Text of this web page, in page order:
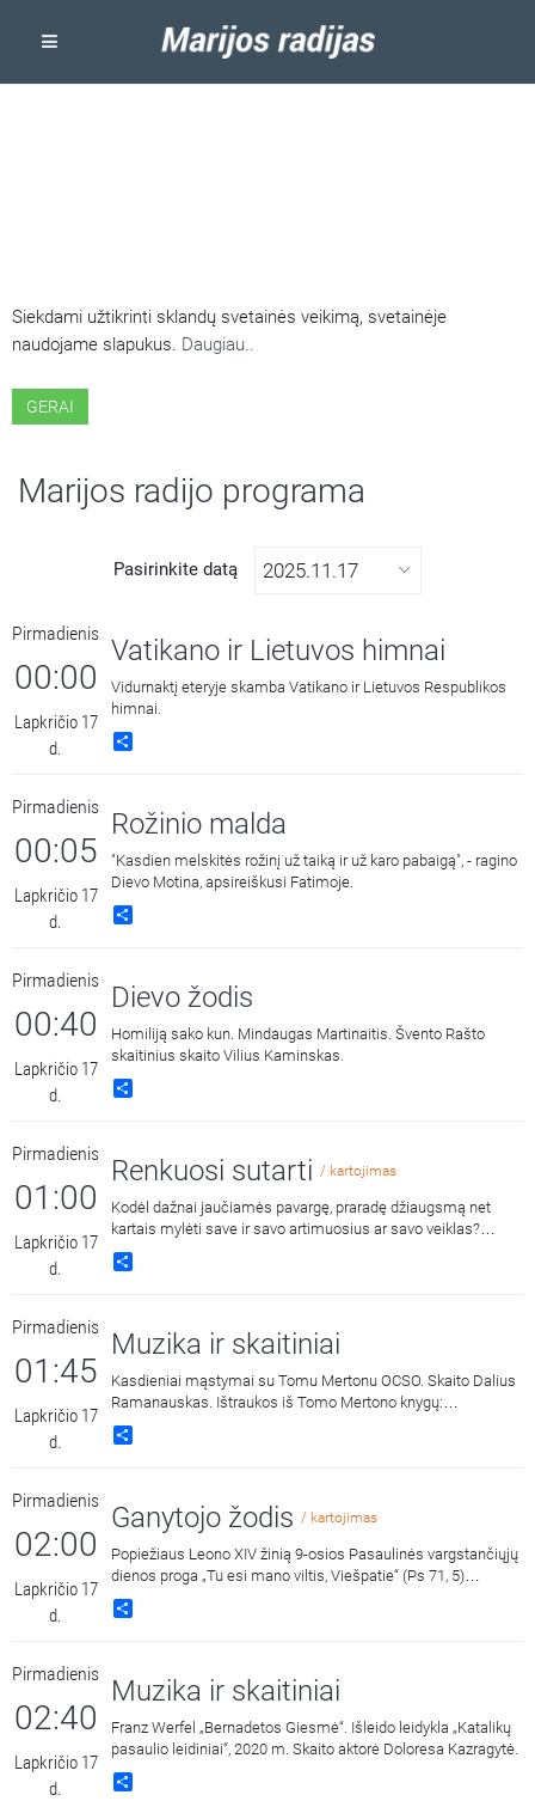
Siekdami užtikrinti sklandų svetainės veikimą, svetainėje
naudojame slapukus. Daugiau..
GERAI
Marijos radijo programa
Pasirinkite datą
Pirmadienis
00:00
Lapkričio 17
d.
Vatikano ir Lietuvos himnai
Vidurnaktį eteryje skamba Vatikano ir Lietuvos Respublikos
himnai.
Pirmadienis
00:05
Lapkričio 17
d.
Rožinio malda
"Kasdien melskitės rožinį už taiką ir už karo pabaigą", - ragino
Dievo Motina, apsireiškusi Fatimoje.
Pirmadienis
00:40
Lapkričio 17
d.
Dievo žodis
Homiliją sako kun. Mindaugas Martinaitis. Švento Rašto
skaitinius skaito Vilius Kaminskas.
Pirmadienis
01:00
Lapkričio 17
d.
Renkuosi sutarti / kartojimas
Kodėl dažnai jaučiamės pavargę, praradę džiaugsmą net
kartais mylėti save ir savo artimuosius ar savo veiklas?
Evangelijoje girdime žodžius „Mylėk savo artimą kaip pats
save“, tačiau kyla klausimas ar galima rūpintis kitu, mylėti
psichologinės-emocinės sveikatos specialistė Janina
Sabaitė.
Pirmadienis
01:45
Lapkričio 17
d.
Muzika ir skaitiniai
Kasdieniai mąstymai su Tomu Mertonu OCSO. Skaito Dalius
Ramanauskas. Ištraukos iš Tomo Mertono knygų:
„Septynaukštis kalnas“, išleido „Katalikų pasaulio leidiniai“,
2011 m. ir „Jonos ženklas“, išleido „Katalikų pasaulio leidiniai“,
Pirmadienis
02:00
Lapkričio 17
d.
Ganytojo žodis / kartojimas
Popiežiaus Leono XIV žinią 9-osios Pasaulinės vargstančiųjų
dienos proga „Tu esi mano viltis, Viešpatie“ (Ps 71, 5)
komentuoja kun. Tomas Trečiokas. Laidą veda Lietuvos
Carito Tarybos pirmininkas, Kauno Carito vadovas, nuolatinis
Pirmadienis
02:40
Lapkričio 17
d.
Muzika ir skaitiniai
Franz Werfel „Bernadetos Giesmė“. Išleido leidykla „Katalikų
pasaulio leidiniai“, 2020 m. Skaito aktorė Doloresa Kazragytė.